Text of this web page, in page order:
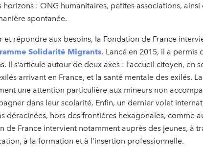
horizons : ONG humanitaires, petites associations, ainsi
spontanée.
et répondre aux besoins, la Fondation de France
Solidarité Migrants. Lancé en 2015, il a permis
Il s’articule autour de deux axes : l’accueil citoyen, en
arrivant en France, et la santé mentale des exilés. La
une attention particulière aux mineurs non
dans leur scolarité. Enfin, un dernier volet
déracinées, hors des frontières hexagonales, comme
de France intervient notamment auprès des jeunes, à
à la formation et à l’insertion professionnelle.